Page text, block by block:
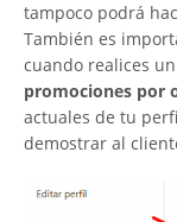
tampoco podrá
También es
cuando realices
promociones por
actuales de tu
demostrar al